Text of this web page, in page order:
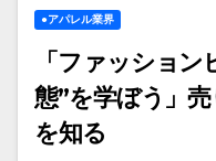
●アパレル業界
「ファッショ
態”を学ぼう」
を知る